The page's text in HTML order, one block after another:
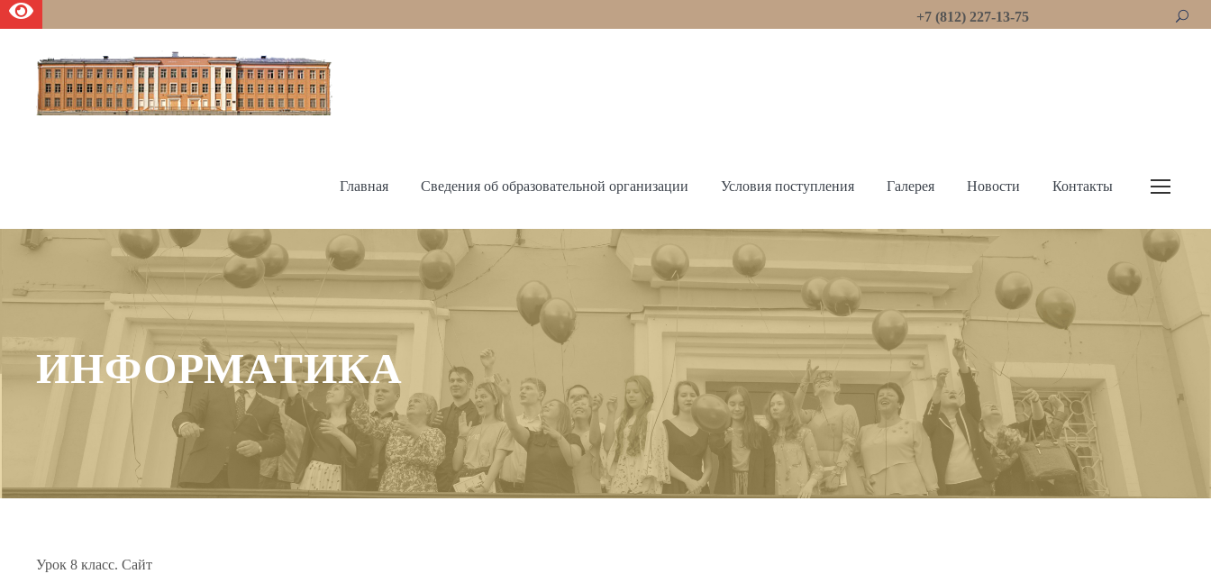
+7 (812) 227-13-75
Главная Сведения об образовательной организации Условия поступления Галерея Новости Контакты
ИНФОРМАТИКА
Урок 8 класс. Сайт